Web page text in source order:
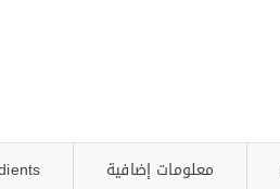
معلومات إضافية